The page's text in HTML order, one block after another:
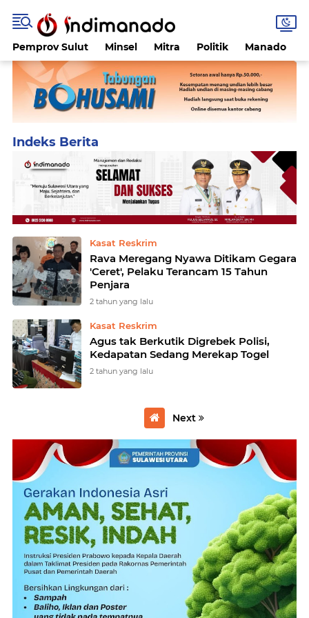
Pemprov Sulut Minsel Mitra Politik Manado
Kasat Reskrim
Rava Meregang Nyawa Ditikam Gegara
'Ceret', Pelaku Terancam 15 Tahun
Penjara
2 tahun yang lalu
Kasat Reskrim
Agus tak Berkutik Digrebek Polisi,
Kedapatan Sedang Merekap Togel
2 tahun yang lalu
Next